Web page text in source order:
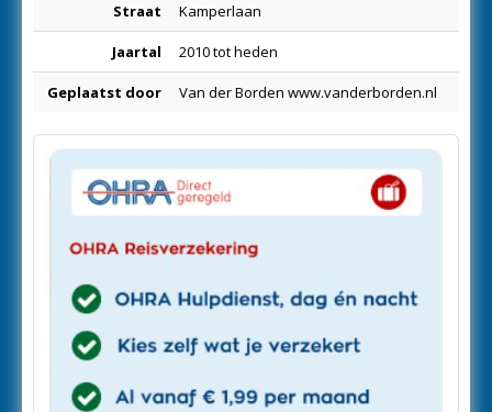
Straat Kamperlaan
Jaartal 2010 tot heden
Geplaatst door Van der Borden www.vanderborden.nl